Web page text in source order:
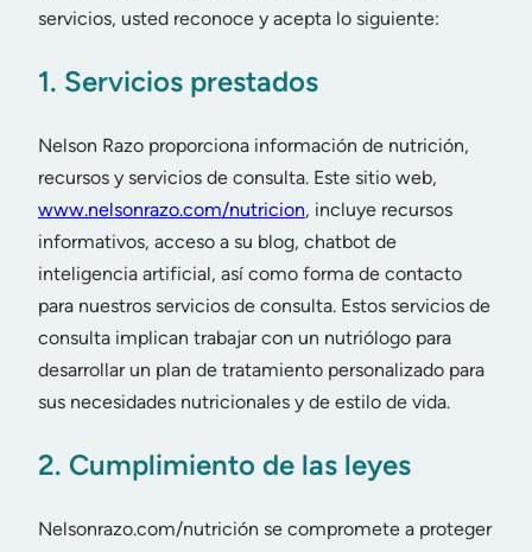
servicios, usted reconoce y acepta lo siguiente:
1. Servicios prestados
Nelson Razo proporciona información de nutrición,
recursos y servicios de consulta. Este sitio web,
www.nelsonrazo.com/nutricion, incluye recursos
informativos, acceso a su blog, chatbot de
inteligencia artificial, así como forma de contacto
para nuestros servicios de consulta. Estos servicios de
consulta implican trabajar con un nutriólogo para
desarrollar un plan de tratamiento personalizado para
sus necesidades nutricionales y de estilo de vida.
2. Cumplimiento de las leyes
Nelsonrazo.com/nutrición se compromete a proteger